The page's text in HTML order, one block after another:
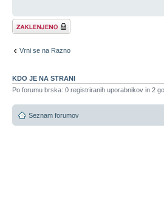
Tema je zaklenjena
Vrni se na Razno
KDO JE NA STRANI
Po forumu brska: 0 registriranih uporabnikov in 2
Seznam forumov